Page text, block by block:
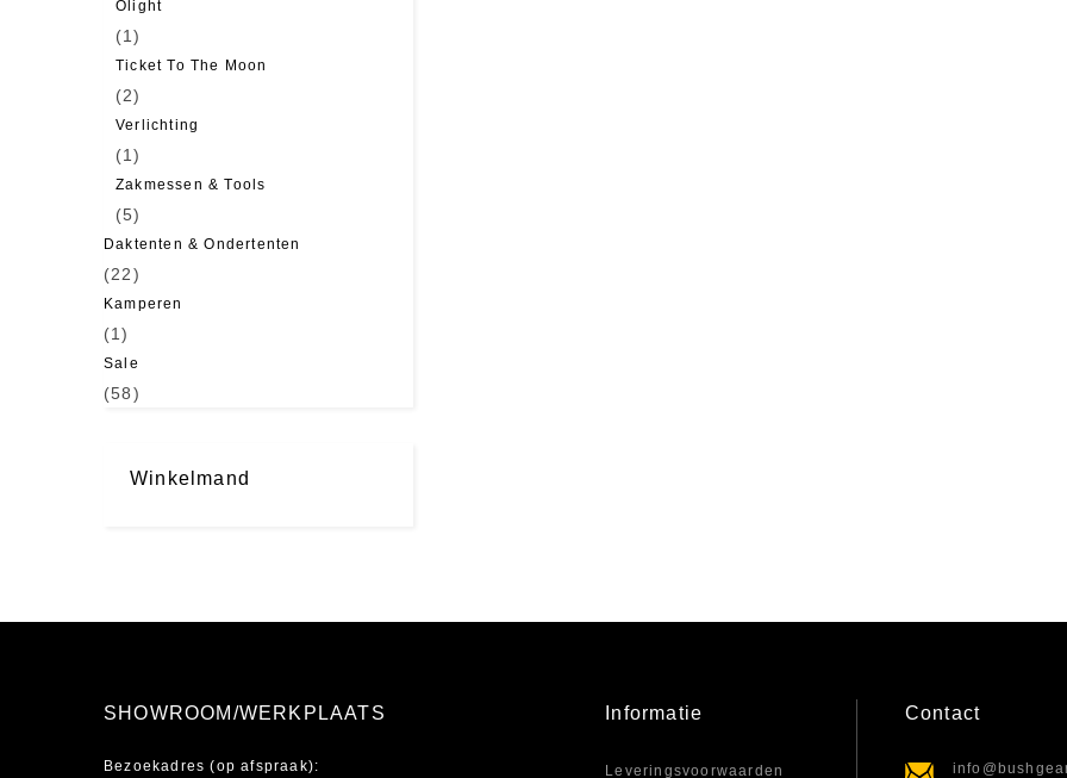
Olight
(1)
Ticket To The Moon
(2)
Verlichting
(1)
Zakmessen & Tools
(5)
Daktenten & Ondertenten
(22)
Kamperen
(1)
Sale
(58)
Winkelmand
SHOWROOM/WERKPLAATS
Bezoekadres (op afspraak):
Informatie
Leveringsvoorwaarden
Contact